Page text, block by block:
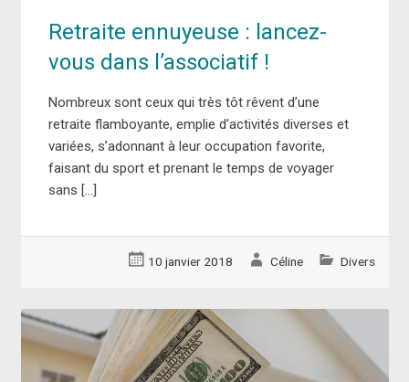
Retraite ennuyeuse : lancez-
vous dans l’associatif !
Nombreux sont ceux qui très tôt rêvent d’une
retraite flamboyante, emplie d’activités diverses et
variées, s’adonnant à leur occupation favorite,
faisant du sport et prenant le temps de voyager
sans […]
10 janvier 2018 Céline Divers